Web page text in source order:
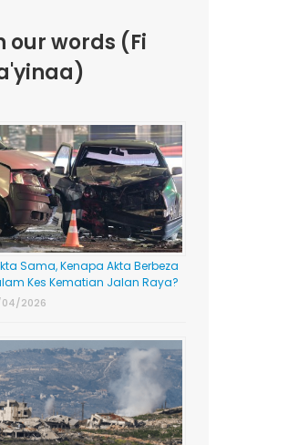
our words (Fi
Sama, Kenapa Akta Berbeza
Kes Kematian Jalan Raya?
04/2026